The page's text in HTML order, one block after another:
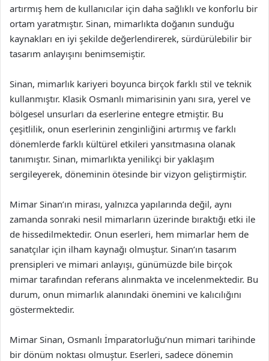
artırmış hem de kullanıcılar için daha sağlıklı ve konforlu bir
ortam yaratmıştır. Sinan, mimarlıkta doğanın sunduğu
kaynakları en iyi şekilde değerlendirerek, sürdürülebilir bir
tasarım anlayışını benimsemiştir.
Sinan, mimarlık kariyeri boyunca birçok farklı stil ve teknik
kullanmıştır. Klasik Osmanlı mimarisinin yanı sıra, yerel ve
bölgesel unsurları da eserlerine entegre etmiştir. Bu
çeşitlilik, onun eserlerinin zenginliğini artırmış ve farklı
dönemlerde farklı kültürel etkileri yansıtmasına olanak
tanımıştır. Sinan, mimarlıkta yenilikçi bir yaklaşım
sergileyerek, döneminin ötesinde bir vizyon geliştirmiştir.
Mimar Sinan’ın mirası, yalnızca yapılarında değil, aynı
zamanda sonraki nesil mimarların üzerinde bıraktığı etki ile
de hissedilmektedir. Onun eserleri, hem mimarlar hem de
sanatçılar için ilham kaynağı olmuştur. Sinan’ın tasarım
prensipleri ve mimari anlayışı, günümüzde bile birçok
mimar tarafından referans alınmakta ve incelenmektedir. Bu
durum, onun mimarlık alanındaki önemini ve kalıcılığını
göstermektedir.
Mimar Sinan, Osmanlı İmparatorluğu’nun mimari tarihinde
bir dönüm noktası olmuştur. Eserleri, sadece dönemin